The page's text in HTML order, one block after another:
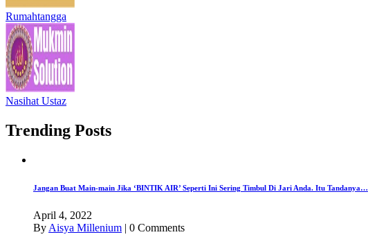
Rumahtangga
Nasihat Ustaz
Trending Posts
Jangan Buat Main-main Jika ‘BINTIK AIR’ Seperti Ini Sering Timbul Di Jari Anda. Itu Tandanya…
April 4, 2022
By Aisya Millenium | 0 Comments